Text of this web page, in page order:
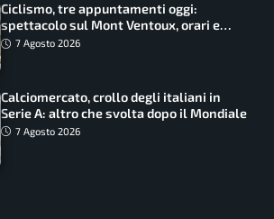
Ciclismo, tre appuntamenti oggi:
spettacolo sul Mont Ventoux, orari e
come vederli
7 Agosto 2026
Calciomercato, crollo degli italiani in
Serie A: altro che svolta dopo il Mondiale
7 Agosto 2026